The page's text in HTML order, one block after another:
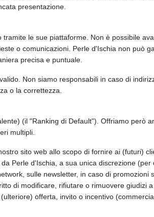
presentazione.
le sue piattaforme. Non è possibile
o comunicazioni. Perle d'Ischia non può
precisa e puntuale.
Non siamo responsabili in caso di
o la correttezza.
(il "Ranking di Default"). Offriamo però
multipli.
sito web allo scopo di fornire ai (futuri)
Perle d'Ischia, a sua unica discrezione (per
sulle newsletter, in caso di promozioni
di modificare, rifiutare o rimuovere giudizi
offerta, invito o incentivo